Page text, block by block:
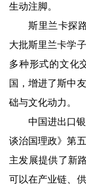
生动注脚。
斯里兰卡探
大批斯里兰卡学
多种形式的文化
国，增进了斯中
础与文化动力。
中国进出口
谈治国理政》第
主发展提供了新
可以在产业链、